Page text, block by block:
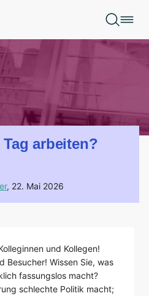
arbeiten?
, 22. Mai 2026
und Kollegen!
Besucher! Wissen Sie, was
fassungslos macht?
schlechte Politik macht;